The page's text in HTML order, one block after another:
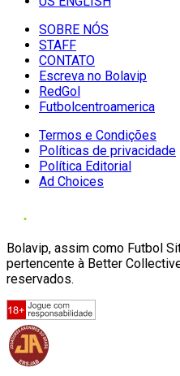
SOBRE NÓS
STAFF
CONTATO
Escreva no Bolavip
RedGol
Futbolcentroamerica
Termos e Condições
Políticas de privacidade
Política Editorial
Ad Choices
Bolavip, assim como Futbol
pertencente à Better
reservados.